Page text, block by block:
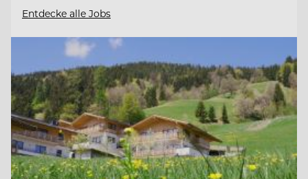
Entdecke alle Jobs